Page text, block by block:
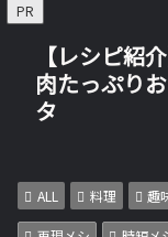
PR
【レシピ紹
肉たっぷり
タ
ALL 料理 趣